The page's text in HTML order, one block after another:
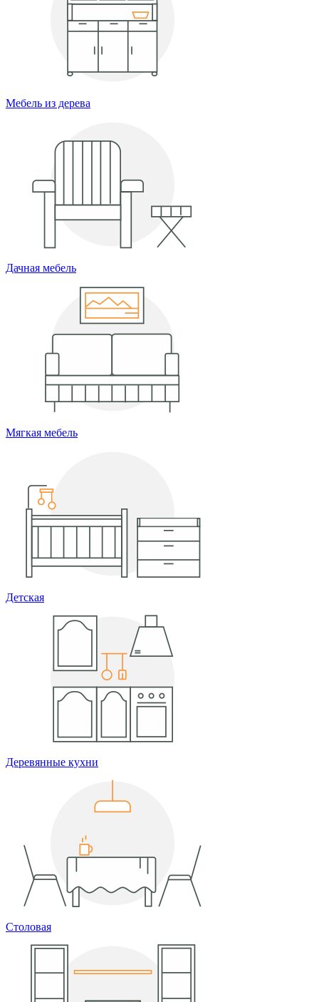
Мебель из дерева
Дачная мебель
Мягкая мебель
Детская
Деревянные кухни
Столовая